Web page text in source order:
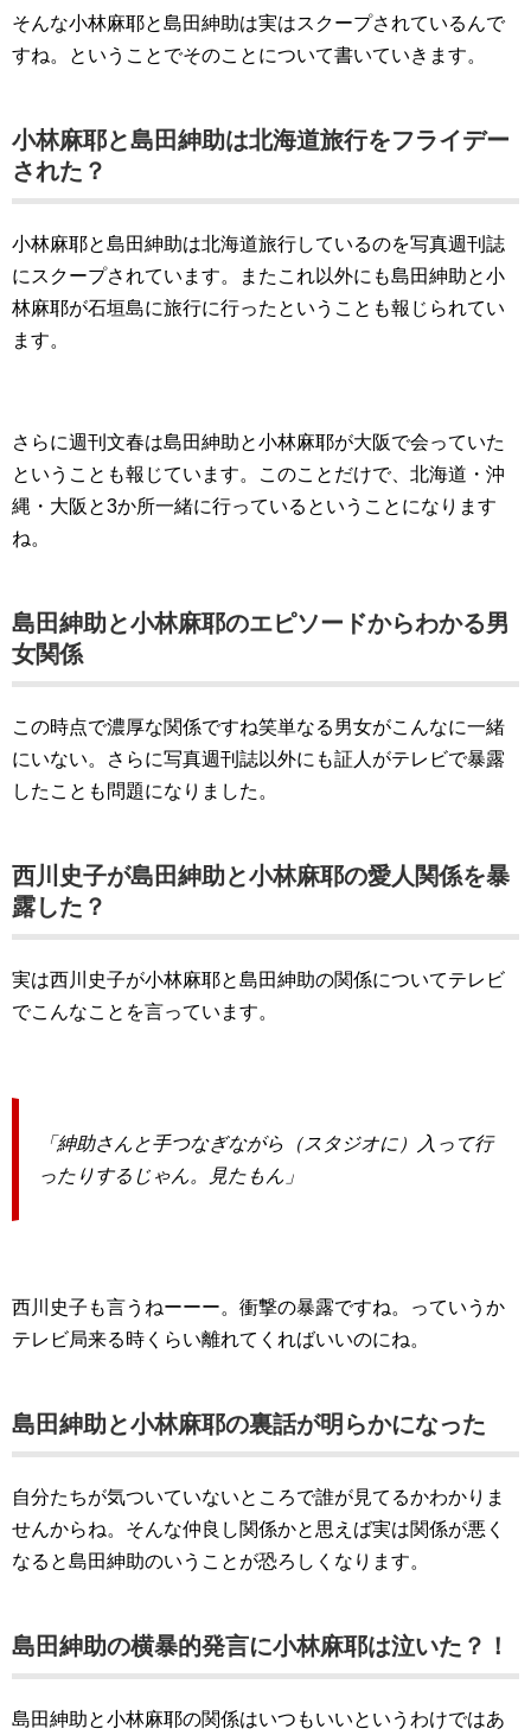
そんな小林麻耶と島田紳助は実はスクープされているんで
すね。ということでそのことについて書いていきます。
小林麻耶と島田紳助は北海道旅行をフライデー
された？
小林麻耶と島田紳助は北海道旅行しているのを写真週刊誌
にスクープされています。またこれ以外にも島田紳助と小
林麻耶が石垣島に旅行に行ったということも報じられてい
ます。
さらに週刊文春は島田紳助と小林麻耶が大阪で会っていた
ということも報じています。このことだけで、北海道・沖
縄・大阪と3か所一緒に行っているということになります
ね。
島田紳助と小林麻耶のエピソードからわかる男
女関係
この時点で濃厚な関係ですね笑単なる男女がこんなに一緒
にいない。さらに写真週刊誌以外にも証人がテレビで暴露
したことも問題になりました。
西川史子が島田紳助と小林麻耶の愛人関係を暴
露した？
実は西川史子が小林麻耶と島田紳助の関係についてテレビ
でこんなことを言っています。
「紳助さんと手つなぎながら（スタジオに）入って行
ったりするじゃん。見たもん」
西川史子も言うねーーー。衝撃の暴露ですね。っていうか
テレビ局来る時くらい離れてくればいいのにね。
島田紳助と小林麻耶の裏話が明らかになった
自分たちが気ついていないところで誰が見てるかわかりま
せんからね。そんな仲良し関係かと思えば実は関係が悪く
なると島田紳助のいうことが恐ろしくなります。
島田紳助の横暴的発言に小林麻耶は泣いた？！
島田紳助と小林麻耶の関係はいつもいいというわけではあ